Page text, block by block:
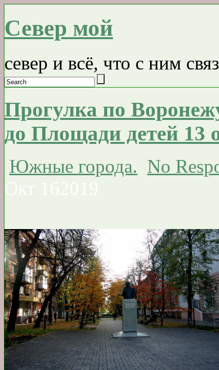
Север мой
север и всё, что с ним
Прогулка по
до Площади детей 13
Южные города. No
Окт 162019